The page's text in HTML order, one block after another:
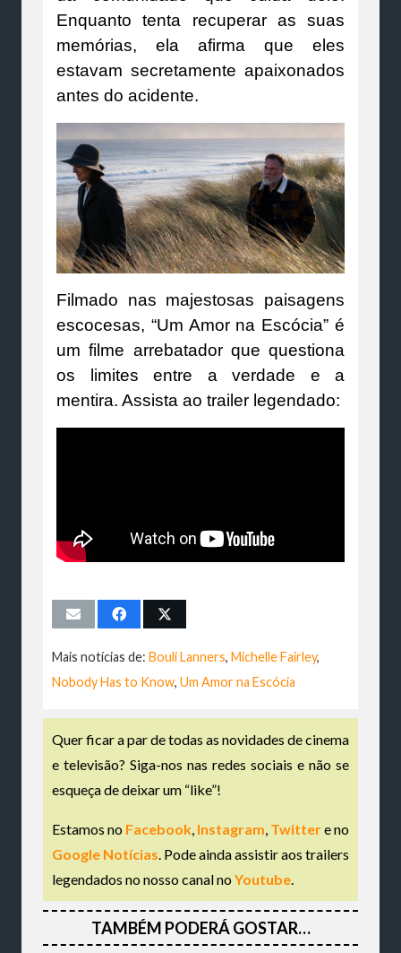
Enquanto tenta recuperar as suas
memórias, ela afirma que eles
estavam secretamente apaixonados
antes do acidente.
Filmado nas majestosas paisagens
escocesas, “Um Amor na Escócia” é
um filme arrebatador que questiona
os limites entre a verdade e a
mentira. Assista ao trailer legendado:
Mais notícias de: Bouli Lanners, Michelle Fairley,
Nobody Has to Know, Um Amor na Escócia
Quer ficar a par de todas as novidades de cinema
e televisão? Siga-nos nas redes sociais e não se
esqueça de deixar um “like”!
Estamos no Facebook Instagram Twittere no
Google Notícias . Pode ainda assistir aos trailers
legendados no nosso canal noYoutube
TAMBÉM PODERÁ GOSTAR…